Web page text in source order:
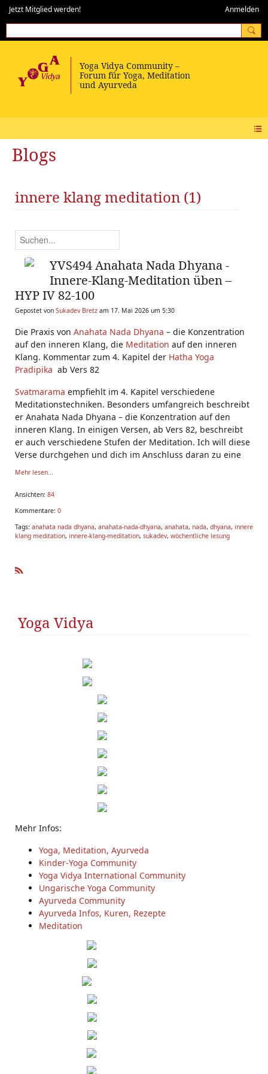
Jetzt Mitglied werden! Anmelden
Blogs
innere klang meditation (1)
YVS494 Anahata Nada Dhyana -
Innere-Klang-Meditation üben –
HYP IV 82-100
Gepostet von Sukadev Bretz am 17. Mai 2026 um 5:30
Die Praxis von Anahata Nada Dhyana – die Konzentration
auf den inneren Klang, die Meditation auf den inneren
Klang. Kommentar zum 4. Kapitel der Hatha Yoga
Pradipika ab Vers 82
Svatmarama empfiehlt im 4. Kapitel verschiedene
Meditationstechniken. Besonders umfangreich beschreibt
er Anahata Nada Dhyana – die Konzentration auf den
inneren Klang. In einigen Versen, ab Vers 82, beschreibt
er auch verschiedene Stufen der Meditation. Ich will diese
Verse durchgehen und dich im Anschluss daran zu eine
Mehr lesen...
Ansichten: 84
Kommentare: 0
Tags: anahata nada dhyana, anahata-nada-dhyana, anahata, nada, dhyana, innere
klang meditation, innere-klang-meditation, sukadev, wöchentliche lesung
Yoga Vidya
Mehr Infos:
Yoga, Meditation, Ayurveda
Kinder-Yoga Community
Yoga Vidya International Community
Ungarische Yoga Community
Ayurveda Community
Ayurveda Infos, Kuren, Rezepte
Meditation